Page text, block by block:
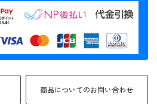
商品についてのお問い合わせ